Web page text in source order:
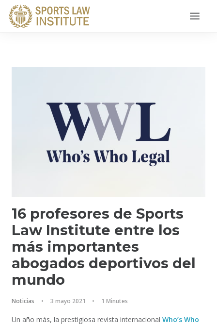
16 profesores de Sports
Law Institute entre los
más importantes
abogados deportivos del
mundo
Noticias • 3 mayo 2021 • 1 Minutes
Un año más, la prestigiosa revista internacional Who’s Who